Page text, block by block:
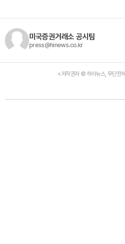
미국증권거래소 공시팀
press@hinews.co.kr
<저작권자 © 하이뉴스, 무단전